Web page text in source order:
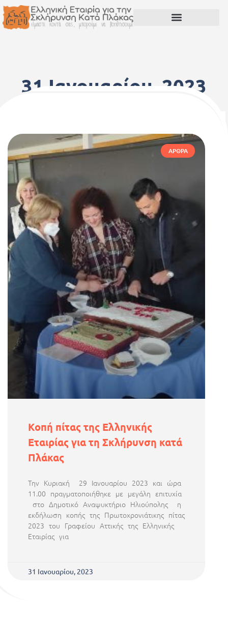
31 Ιανουαρίου, 2023
ΆΡΘΡΑ
Κοπή πίτας της Ελληνικής
Εταιρίας για τη Σκλήρυνση κατά
Πλάκας
Την Kυριακή 29 Ιανουαρίου 2023 και ώρα
11.00 πραγματοποιήθηκε με μεγάλη επιτυχία
στο Δημοτικό Αναψυκτήριο Ηλιούπολης η
εκδήλωση κοπής της Πρωτοχρονιάτικης πίτας
2023 του Γραφείου Αττικής της Ελληνικής
Εταιρίας για
31 Ιανουαρίου, 2023